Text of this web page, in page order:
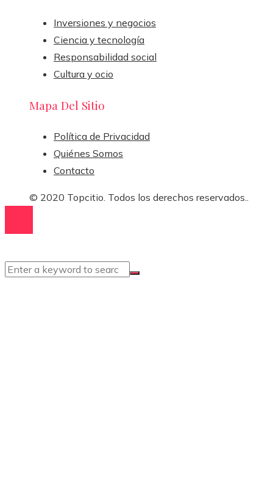
Inversiones y negocios
Ciencia y tecnología
Responsabilidad social
Cultura y ocio
Mapa Del Sitio
Política de Privacidad
Quiénes Somos
Contacto
© 2020 Topcitio. Todos los derechos reservados..